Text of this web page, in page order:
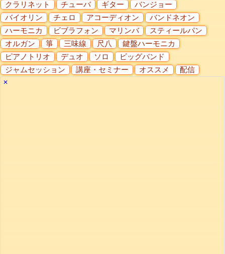
クラリネット
チューバ ギター
バンジョー
バイオリン
チェロ アコーディオン
バンドネオン
ハーモニカ
ビブラフォン マリンバ
スティールパン
オルガン
箏 三味線 尺八
鍵盤ハーモニカ
ピアノトリオ
デュオ ソロ
ビッグバンド
ジャムセッション
講座・セミナー オススメ 配信
✕